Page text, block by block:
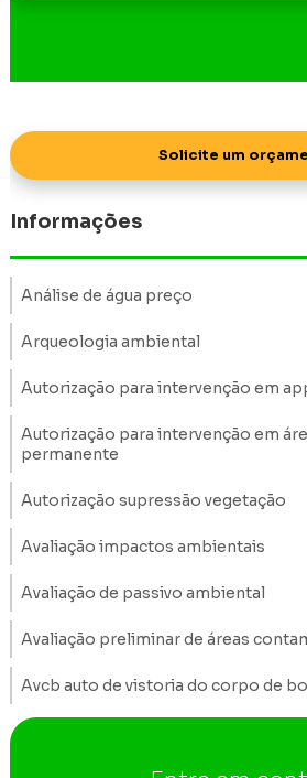
Solicite um
Informações
Análise de água preço
Arqueologia ambiental
Autorização para intervenção em
Autorização para intervenção em
permanente
Autorização supressão vegetação
Avaliação impactos ambientais
Avaliação de passivo ambiental
Avaliação preliminar de áreas
Avcb auto de vistoria do corpo de